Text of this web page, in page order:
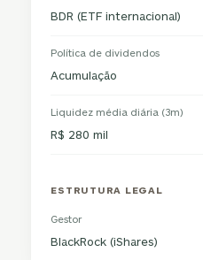
BDR (ETF internacional)
Política de dividendos
Acumulação
Liquidez média diária (3m)
R$ 280 mil
ESTRUTURA LEGAL
Gestor
BlackRock (iShares)